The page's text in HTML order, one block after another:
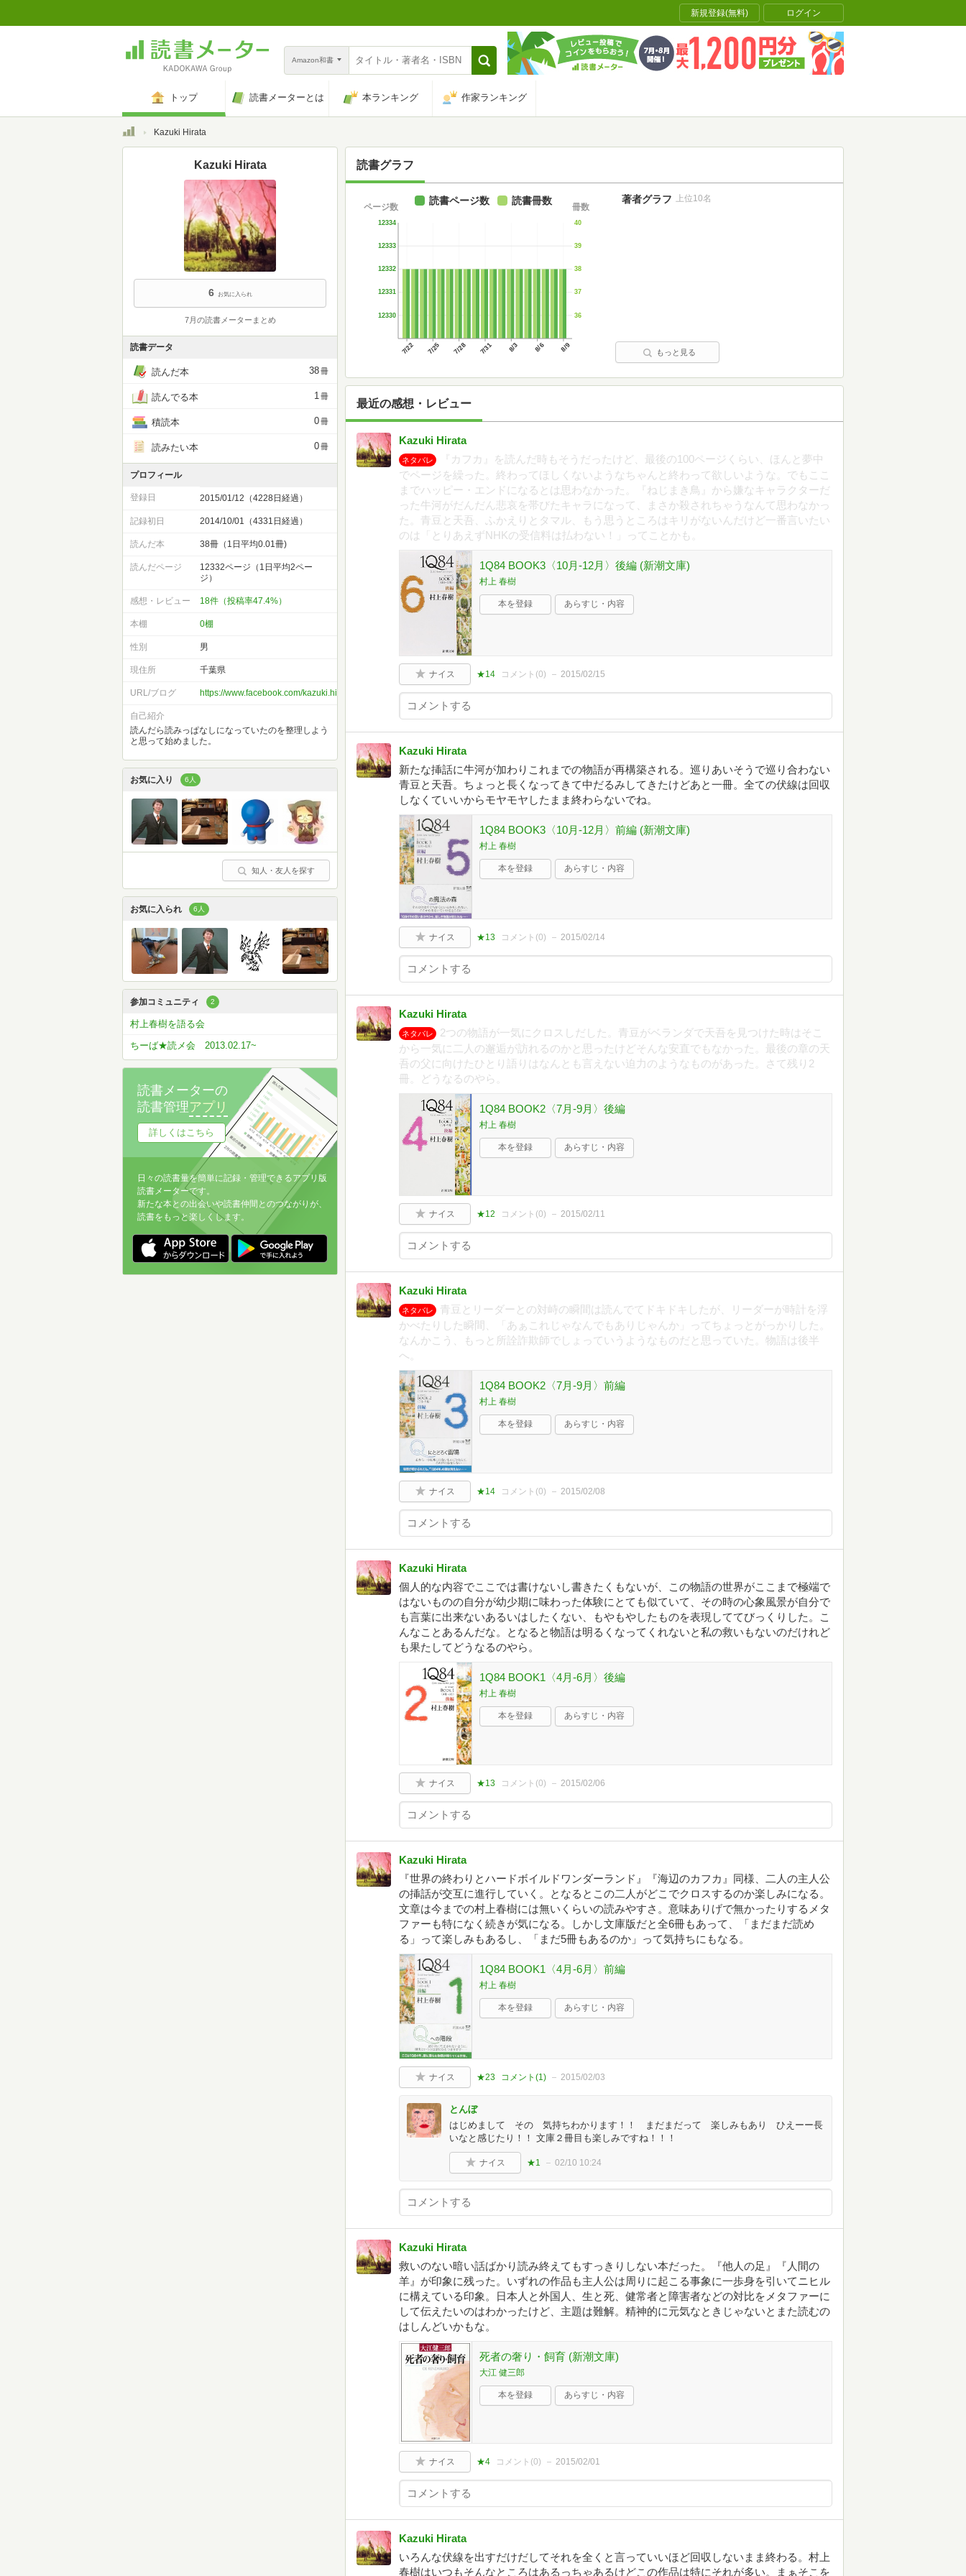
新規登録(無料) ログイン
Amazon和書
トップ 読書メーターとは 本ランキング 作家ランキング
トップKazuki Hirata
読書グラフ
7/22 7/25 7/28 7/31 8/3 8/6 8/9
12330
12331
12332
12333
12334
ページ数
36
37
38
39
40
冊数
読書ページ数 読書冊数 著者グラフ 上位10名
もっと見る
最近の感想・レビュー
Kazuki Hirata
ネタバレ
『カフカ』を読んだ時もそうだったけど、最後の100ページくらい、ほんと夢中
でページを繰った。終わってほしくないようなちゃんと終わって欲しいような。でもここ
までハッピー・エンドになるとは思わなかった。『ねじまき鳥』から嫌なキャラクターだ
った牛河がだんだん悲哀を帯びたキャラになって、まさか殺されちゃうなんて思わなかっ
た。青豆と天吾、ふかえりとタマル、もう思うところはキリがないんだけど一番言いたい
のは「とりあえずNHKの受信料は払わない！」ってことかも。
1Q84 BOOK3〈10月‐12月〉後編 (新潮文庫)
村上 春樹
本を登録 あらすじ・内容
ナイス ★14 コメント(0) 2015/02/15
Kazuki Hirata
新たな挿話に牛河が加わりこれまでの物語が再構築される。巡りあいそうで巡り合わない
青豆と天吾。ちょっと長くなってきて中だるみしてきたけどあと一冊。全ての伏線は回収
しなくていいからモヤモヤしたまま終わらないでね。
1Q84 BOOK3〈10月‐12月〉前編 (新潮文庫)
村上 春樹
本を登録 あらすじ・内容
ナイス ★13 コメント(0) 2015/02/14
Kazuki Hirata
ネタバレ
2つの物語が一気にクロスしだした。青豆がベランダで天吾を見つけた時はそこ
から一気に二人の邂逅が訪れるのかと思ったけどそんな安直でもなかった。最後の章の天
吾の父に向けたひとり語りはなんとも言えない迫力のようなものがあった。さて残り2
冊。どうなるのやら。
1Q84 BOOK2〈7月‐9月〉後編
村上 春樹
本を登録 あらすじ・内容
ナイス ★12 コメント(0) 2015/02/11
Kazuki Hirata
ネタバレ
青豆とリーダーとの対峙の瞬間は読んでてドキドキしたが、リーダーが時計を浮
かべたりした瞬間、「あぁこれじゃなんでもありじゃんか」ってちょっとがっかりした。
なんかこう、もっと所詮詐欺師でしょっていうようなものだと思っていた。物語は後半
へ。
1Q84 BOOK2〈7月‐9月〉前編
村上 春樹
本を登録 あらすじ・内容
ナイス ★14 コメント(0) 2015/02/08
Kazuki Hirata
個人的な内容でここでは書けないし書きたくもないが、この物語の世界がここまで極端で
はないものの自分が幼少期に味わった体験にとても似ていて、その時の心象風景が自分で
も言葉に出来ないあるいはしたくない、もやもやしたものを表現しててびっくりした。こ
んなことあるんだな。となると物語は明るくなってくれないと私の救いもないのだけれど
も果たしてどうなるのやら。
1Q84 BOOK1〈4月‐6月〉後編
村上 春樹
本を登録 あらすじ・内容
ナイス ★13 コメント(0) 2015/02/06
Kazuki Hirata
『世界の終わりとハードボイルドワンダーランド』『海辺のカフカ』同様、二人の主人公
の挿話が交互に進行していく。となるとこの二人がどこでクロスするのか楽しみになる。
文章は今までの村上春樹には無いくらいの読みやすさ。意味ありげで無かったりするメタ
ファーも特になく続きが気になる。しかし文庫版だと全6冊もあって、「まだまだ読め
る」って楽しみもあるし、「まだ5冊もあるのか」って気持ちにもなる。
1Q84 BOOK1〈4月‐6月〉前編
村上 春樹
本を登録 あらすじ・内容
ナイス ★23 コメント(1 ) 2015/02/03
とんぼ
はじめまして その 気持ちわかります！！ まだまだって 楽しみもあり ひえーー長
いなと感じたり！！ 文庫２冊目も楽しみですね！！！
ナイス ★1 02/10 10:24
Kazuki Hirata
救いのない暗い話ばかり読み終えてもすっきりしない本だった。『他人の足』『人間の
羊』が印象に残った。いずれの作品も主人公は周りに起こる事象に一歩身を引いてニヒル
に構えている印象。日本人と外国人、生と死、健常者と障害者などの対比をメタファーに
して伝えたいのはわかったけど、主題は難解。精神的に元気なときじゃないとまた読むの
はしんどいかもな。
死者の奢り・飼育 (新潮文庫)
大江 健三郎
本を登録 あらすじ・内容
ナイス ★4 コメント(0) 2015/02/01
Kazuki Hirata
いろんな伏線を出すだけだしてそれを全くと言っていいほど回収しないまま終わる。村上
春樹はいつもそんなところはあるっちゃあるけどこの作品は特にそれが多い。まぁそこを
Kazuki Hirata
6 お気に入られ
7月の読書メーターまとめ
読書データ
読んだ本 38冊
読んでる本 1冊
積読本 0冊
読みたい本 0冊
プロフィール
登録日 2015/01/12（4228日経過）
記録初日 2014/10/01（4331日経過）
読んだ本 38冊（1日平均0.01冊)
読んだページ
12332ページ（1日平均2ペー
ジ）
感想・レビュー 18件（投稿率47.4%）
本棚 0棚
性別 男
現住所 千葉県
URL/ブログ https://www.facebook.com/kazuki.hirata.54
自己紹介
読んだら読みっぱなしになっていたのを整理しよう
と思って始めました。
お気に入り 6人
知人・友人を探す
お気に入られ 6人
参加コミュニティ 2
村上春樹を語る会
ちーば★読メ会 2013.02.17~
読書メーターの
読書管理アプリ
詳しくはこちら
日々の読書量を簡単に記録・管理できるアプリ版
読書メーターです。
新たな本との出会いや読書仲間とのつながりが、
読書をもっと楽しくします。